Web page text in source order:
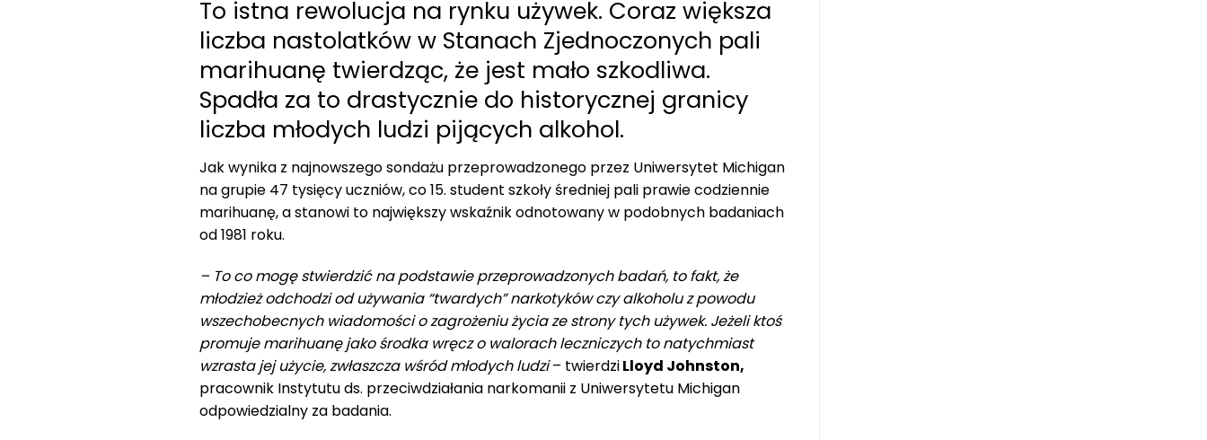
To istna rewolucja na rynku używek. Coraz większa
liczba nastolatków w Stanach Zjednoczonych pali
marihuanę twierdząc, że jest mało szkodliwa.
Spadła za to drastycznie do historycznej granicy
liczba młodych ludzi pijących alkohol.
Jak wynika z najnowszego sondażu przeprowadzonego przez Uniwersytet Michigan
na grupie 47 tysięcy uczniów, co 15. student szkoły średniej pali prawie codziennie
marihuanę, a stanowi to największy wskaźnik odnotowany w podobnych badaniach
od 1981 roku.
– To co mogę stwierdzić na podstawie przeprowadzonych badań, to fakt, że
młodzież odchodzi od używania “twardych” narkotyków czy alkoholu z powodu
wszechobecnych wiadomości o zagrożeniu życia ze strony tych używek. Jeżeli ktoś
promuje marihuanę jako środka wręcz o walorach leczniczych to natychmiast
wzrasta jej użycie, zwłaszcza wśród młodych ludzi– twierdziLloyd Johnston,
pracownik Instytutu ds. przeciwdziałania narkomanii z Uniwersytetu Michigan
odpowiedzialny za badania.